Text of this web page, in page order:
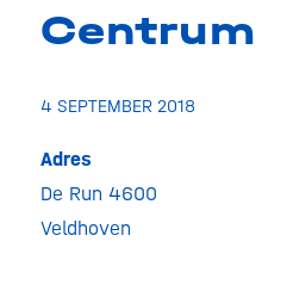
Centrum
4 SEPTEMBER 2018
Adres
De Run 4600
Veldhoven